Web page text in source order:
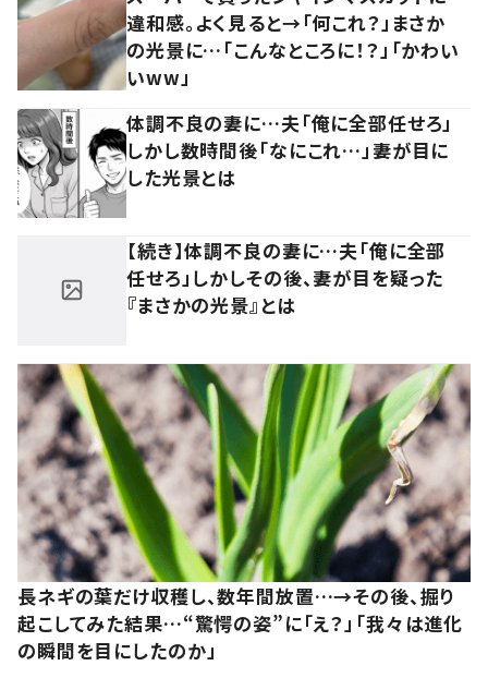
違和感。よく見ると→「何これ？」まさか
の光景に…「こんなところに！？」「かわい
いww」
体調不良の妻に…夫「俺に全部任せろ」
しかし数時間後「なにこれ…」妻が目に
した光景とは
【続き】体調不良の妻に…夫「俺に全部
任せろ」しかしその後、妻が目を疑った
『まさかの光景』とは
長ネギの葉だけ収穫し、数年間放置…→その後、掘り
起こしてみた結果…“驚愕の姿”に「え？」「我々は進化
の瞬間を目にしたのか」